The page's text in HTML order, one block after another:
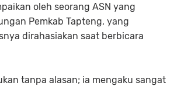
oleh seorang ASN yang
Pemkab Tapteng, yang
dirahasiakan saat berbicara
tanpa alasan; ia mengaku sangat